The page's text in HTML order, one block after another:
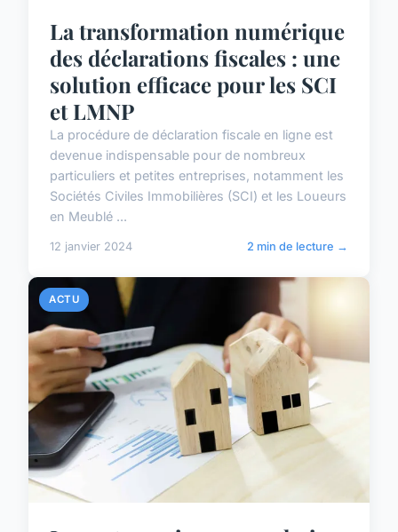
La transformation numérique
des déclarations fiscales : une
solution efficace pour les SCI
et LMNP
La procédure de déclaration fiscale en ligne est
devenue indispensable pour de nombreux
particuliers et petites entreprises, notamment les
Sociétés Civiles Immobilières (SCI) et les Loueurs
en Meublé ...
12 janvier 2024 2 min de lecture →
ACTU